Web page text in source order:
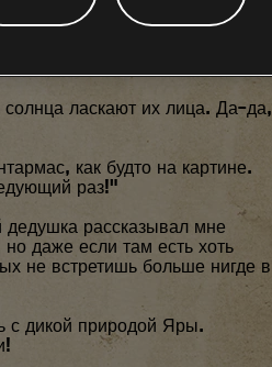
ласкают их лица. Да-да,
как будто на картине.
раз!"
рассказывал мне
даже если там есть хоть
не встретишь больше нигде в
с дикой природой Яры.